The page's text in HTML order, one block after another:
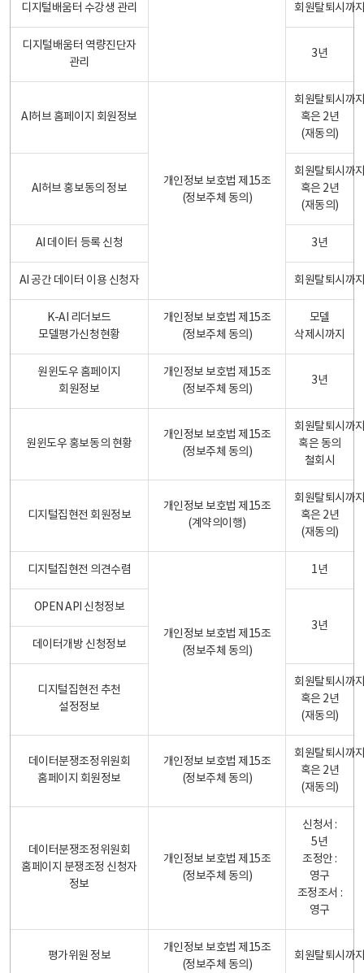
디지털배움터 수강생 관리 회원탈퇴시까
디지털배움터 역량진단자
관리
3년
AI허브 홈페이지 회원정보
개인정보 보호법 제15조
(정보주체 동의)
회원탈퇴시까
혹은 2년
(재동의)
AI허브 홍보동의 정보
회원탈퇴시까
혹은 2년
(재동의)
AI 데이터 등록 신청 3년
AI 공간 데이터 이용 신청자 회원탈퇴시까
K-AI 리더보드
모델평가신청현황
개인정보 보호법 제15조
(정보주체 동의)
모델
삭제시까지
원윈도우 홈페이지
회원정보
개인정보 보호법 제15조
(정보주체 동의)
3년
원윈도우 홍보동의 현황
개인정보 보호법 제15조
(정보주체 동의)
회원탈퇴시까
혹은 동의
철회시
디지털집현전 회원정보
개인정보 보호법 제15조
(계약의이행)
회원탈퇴시까
혹은 2년
(재동의)
디지털집현전 의견수렴
개인정보 보호법 제15조
(정보주체 동의)
1년
OPEN API 신청정보
3년
데이터개방 신청정보
디지털집현전 추천
설정정보
회원탈퇴시까
혹은 2년
(재동의)
데이터분쟁조정위원회
홈페이지 회원정보
개인정보 보호법 제15조
(정보주체 동의)
회원탈퇴시까
혹은 2년
(재동의)
데이터분쟁조정위원회
홈페이지 분쟁조정 신청자
정보
개인정보 보호법 제15조
(정보주체 동의)
신청서 :
5년
조정안 :
영구
조정조서 :
영구
평가위원 정보
개인정보 보호법 제15조
(정보주체 동의)
회원탈퇴시까